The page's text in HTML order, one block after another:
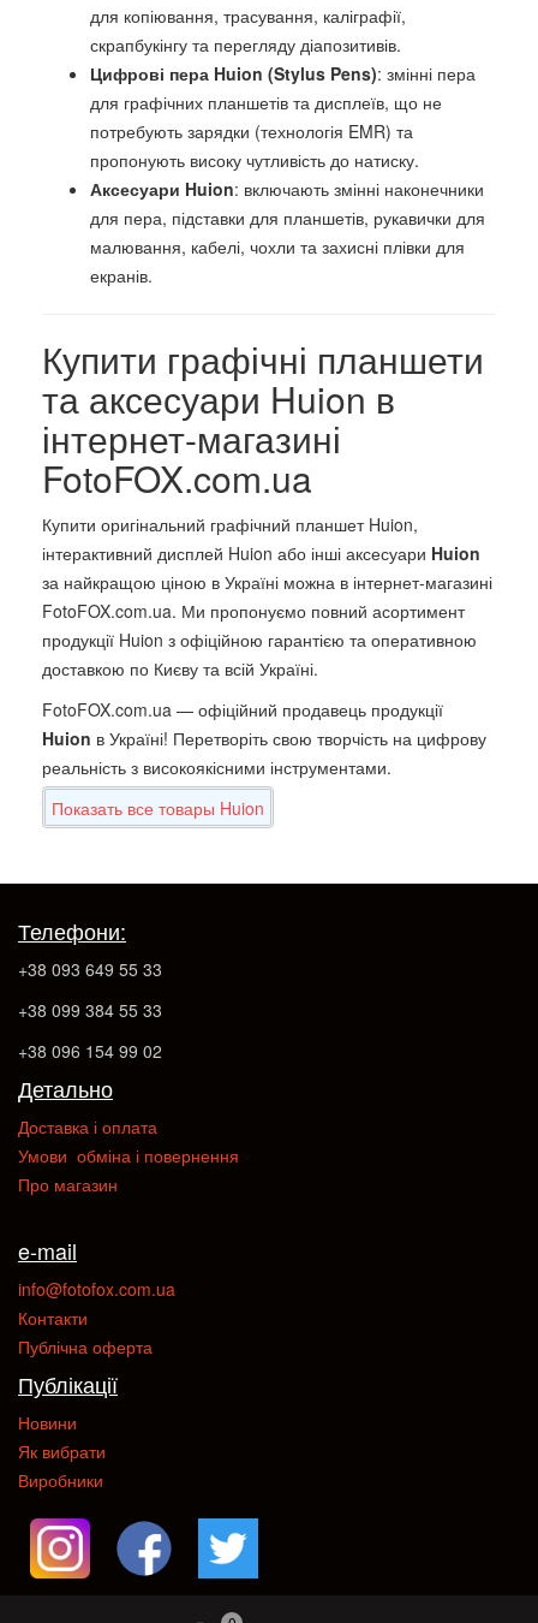
для копіювання, трасування, каліграфії,
скрапбукінгу та перегляду діапозитивів.
Цифрові пера Huion (Stylus Pens): змінні пера
для графічних планшетів та дисплеїв, що не
потребують зарядки (технологія EMR) та
пропонують високу чутливість до натиску.
Аксесуари Huion: включають змінні наконечники
для пера, підставки для планшетів, рукавички для
малювання, кабелі, чохли та захисні плівки для
екранів.
Купити графічні планшети
та аксесуари Huion в
інтернет-магазині
FotoFOX.com.ua
Купити оригінальний графічний планшет Huion,
інтерактивний дисплей Huion або інші аксесуари Huion
за найкращою ціною в Україні можна в інтернет-магазині
FotoFOX.com.ua. Ми пропонуємо повний асортимент
продукції Huion з офіційною гарантією та оперативною
доставкою по Києву та всій Україні.
FotoFOX.com.ua — офіційний продавець продукції
Huion в Україні! Перетворіть свою творчість на цифрову
реальність з високоякісними інструментами.
Показать все товары Huion
Телефони:
+38 093 649 55 33
+38 099 384 55 33
+38 096 154 99 02
Детально
Доставка і оплата
Умови обміна і повернення
Про магазин
e-mail
info@fotofox.com.ua
Контакти
Публічна оферта
Публікації
Новини
Як вибрати
Виробники